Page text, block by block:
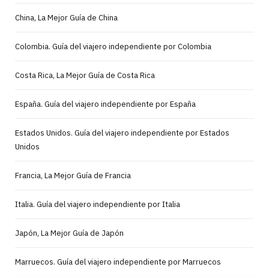
China, La Mejor Guía de China
Colombia. Guía del viajero independiente por Colombia
Costa Rica, La Mejor Guía de Costa Rica
España. Guía del viajero independiente por España
Estados Unidos. Guía del viajero independiente por Estados
Unidos
Francia, La Mejor Guía de Francia
Italia. Guía del viajero independiente por Italia
Japón, La Mejor Guía de Japón
Marruecos. Guía del viajero independiente por Marruecos